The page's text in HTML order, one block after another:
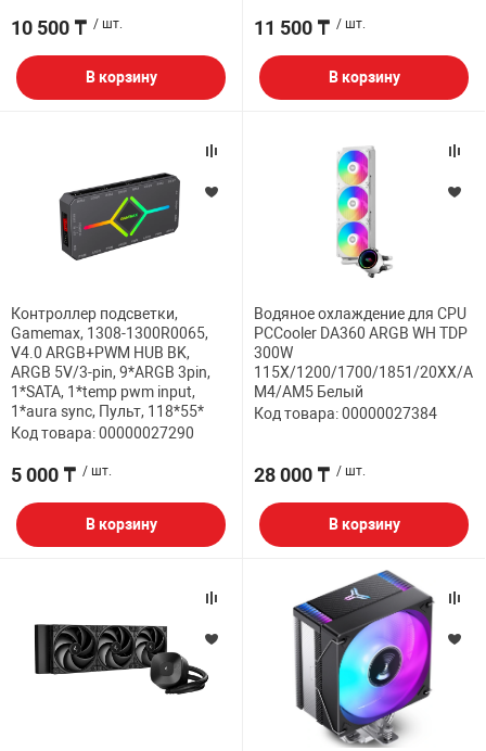
10 500 ₸ / шт.
В корзину
11 500 ₸ / шт.
В корзину
Контроллер подсветки,
Gamemax, 1308-1300R0065,
V4.0 ARGB+PWM HUB BK,
ARGB 5V/3-pin, 9*ARGB 3pin,
1*SATA, 1*temp pwm input,
1*aura sync, Пульт, 118*55*
Код товара: 00000027290
5 000 ₸ / шт.
В корзину
Водяное охлаждение для CPU
PCCooler DA360 ARGB WH TDP
300W
115X/1200/1700/1851/20XX/A
M4/AM5 Белый
Код товара: 00000027384
28 000 ₸ / шт.
В корзину